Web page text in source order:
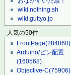
wiki.nothing.sh
wiki.guttyo.jp
人気の50件
FrontPage(284860)
Arduino/ピン配置
(160568)
Objective-C(75906)